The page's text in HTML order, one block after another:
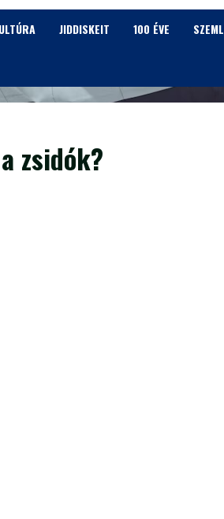
JIDDISKEIT 100 ÉVE
zsidók?